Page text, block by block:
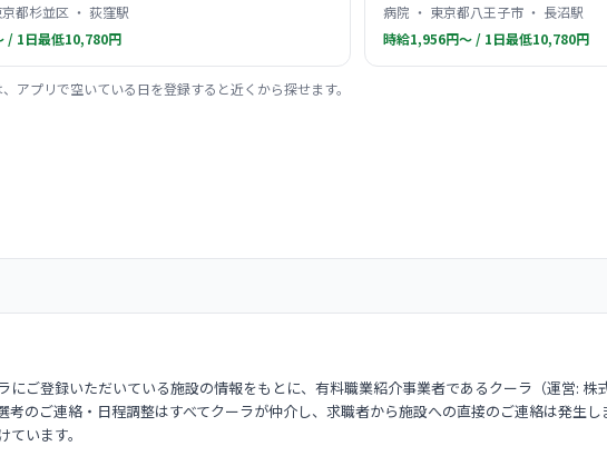
都杉並区 ・ 荻窪駅
/ 1日最低10,780円
病院 ・ 東京都八王子市 ・ 長沼駅
時給1,956円〜 / 1日最低10,780円
アプリで空いている日を登録すると近くから探せます。
にご登録いただいている施設の情報をもとに、有料職業紹介事業者であるクーラ（運営:
考のご連絡・日程調整はすべてクーラが仲介し、求職者から施設への直接のご連絡は発生
います。